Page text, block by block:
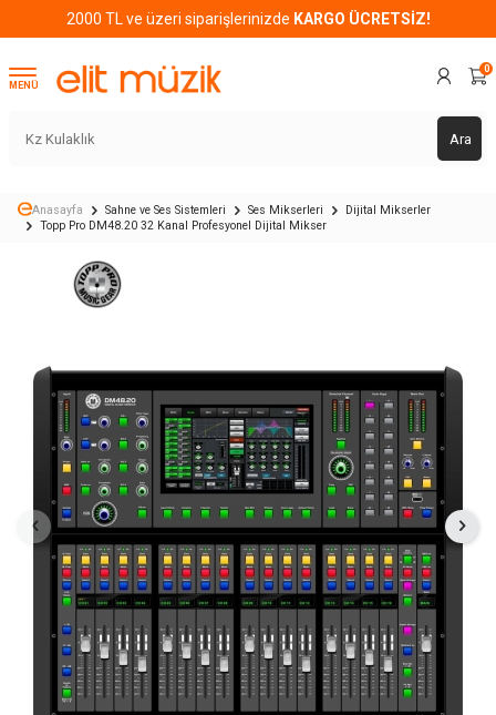
2000 TL ve üzeri siparişlerinizde KARGO ÜCRETSİZ!
MENÜ
Ara
0
Anasayfa Sahne ve Ses Sistemleri Ses Mikserleri
Dijital Mikserler
Topp Pro DM48.20 32 Kanal Profesyonel Dijital Mikser